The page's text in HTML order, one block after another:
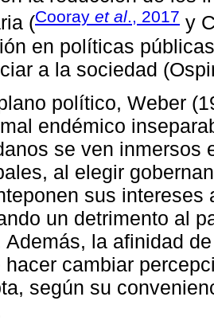
(Cooray et al., 2017 y
en políticas
a la sociedad
político, Weber
endémico
se ven inmersos
al elegir
sus intereses
un detrimento al
Además, la afinidad
hacer cambiar
según su